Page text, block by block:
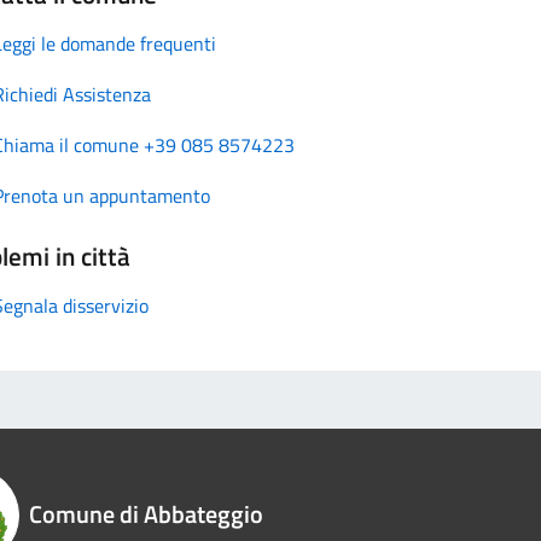
le domande frequenti
Assistenza
il comune +39 085 8574223
un appuntamento
in città
disservizio
Comune di Abbateggio